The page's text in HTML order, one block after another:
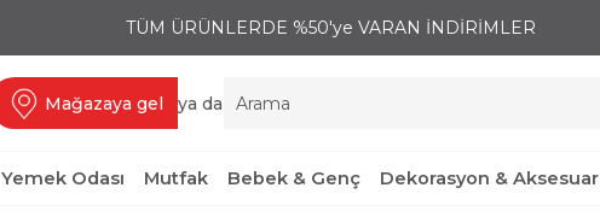
TÜM ÜRÜNLERDE %50'ye VARAN İNDİRİMLER
Mağazaya gel ya da
Yemek Odası Mutfak Bebek & Genç Dekorasyon & Aksesuar